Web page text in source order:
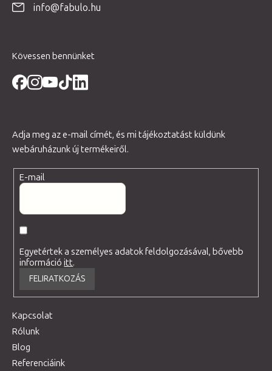
info@fabulo.hu
Kövessen bennünket
Adja meg az e-mail címét, és mi tájékoztatást küldünk
webáruházunk új termékeiről.
E-mail
Egyetértek a személyes adatok feldolgozásával, bővebb
információitt.
FELIRATKOZÁS
Kapcsolat
Rólunk
Blog
Referenciáink